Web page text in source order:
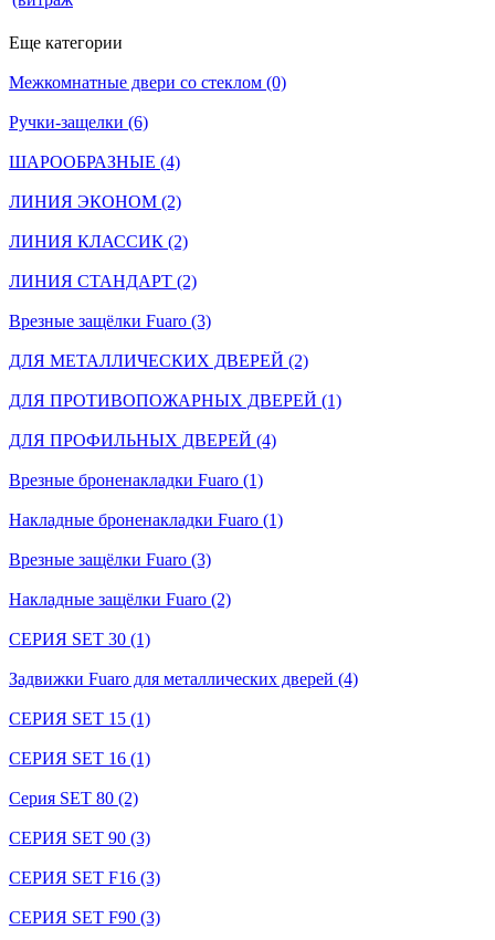
Еще категории
Межкомнатные двери со стеклом (0)
Ручки-защелки (6)
ШАРООБРАЗНЫЕ (4)
ЛИНИЯ ЭКОНОМ (2)
ЛИНИЯ КЛАССИК (2)
ЛИНИЯ СТАНДАРТ (2)
Врезные защёлки Fuaro (3)
ДЛЯ МЕТАЛЛИЧЕСКИХ ДВЕРЕЙ (2)
ДЛЯ ПРОТИВОПОЖАРНЫХ ДВЕРЕЙ (1)
ДЛЯ ПРОФИЛЬНЫХ ДВЕРЕЙ (4)
Врезные броненакладки Fuaro (1)
Накладные броненакладки Fuaro (1)
Врезные защёлки Fuaro (3)
Накладные защёлки Fuaro (2)
СЕРИЯ SET 30 (1)
Задвижки Fuaro для металлических дверей (4)
СЕРИЯ SET 15 (1)
СЕРИЯ SET 16 (1)
Серия SET 80 (2)
СЕРИЯ SET 90 (3)
СЕРИЯ SET F16 (3)
СЕРИЯ SET F90 (3)